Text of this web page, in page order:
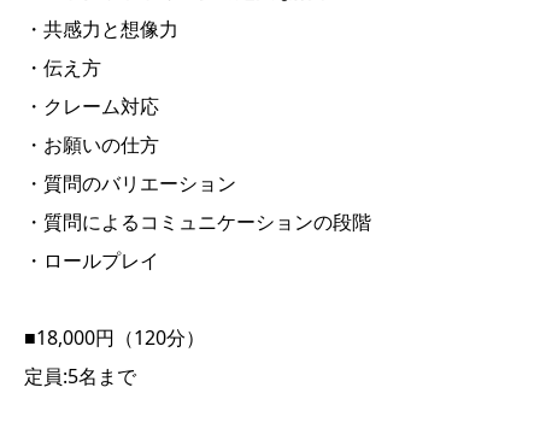
・共感力と想像力
・伝え方
・クレーム対応
・お願いの仕方
・質問のバリエーション
・質問によるコミュニケーションの段階
・ロールプレイ
■18,000円（120分）
定員:5名まで